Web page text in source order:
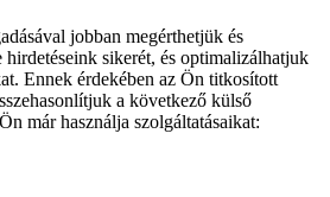
jobban megérthetjük és
sikerét, és optimalizálhatjuk
Ennek érdekében az Ön titkosított
a következő külső
már használja szolgáltatásaikat: